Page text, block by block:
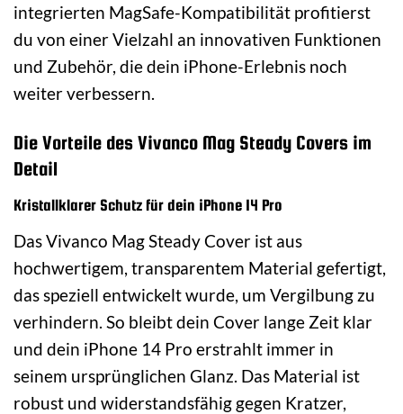
integrierten MagSafe-Kompatibilität profitierst
du von einer Vielzahl an innovativen Funktionen
und Zubehör, die dein iPhone-Erlebnis noch
weiter verbessern.
Die Vorteile des Vivanco Mag Steady Covers im
Detail
Kristallklarer Schutz für dein iPhone 14 Pro
Das Vivanco Mag Steady Cover ist aus
hochwertigem, transparentem Material gefertigt,
das speziell entwickelt wurde, um Vergilbung zu
verhindern. So bleibt dein Cover lange Zeit klar
und dein iPhone 14 Pro erstrahlt immer in
seinem ursprünglichen Glanz. Das Material ist
robust und widerstandsfähig gegen Kratzer,